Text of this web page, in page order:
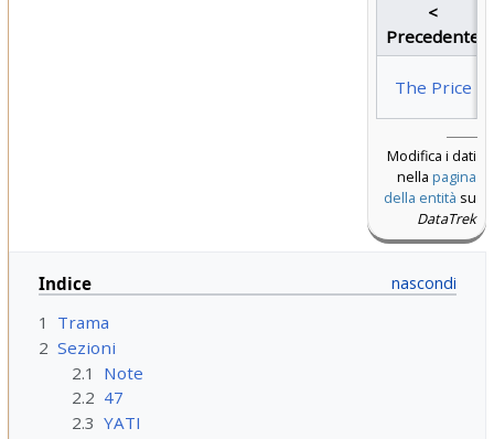
<
Precedente
The Price
Modifica i dati
nella pagina
della entità su
DataTrek
Indice
1
Trama
2 Sezioni
2.1
Note
2.2 47
2.3 YATI